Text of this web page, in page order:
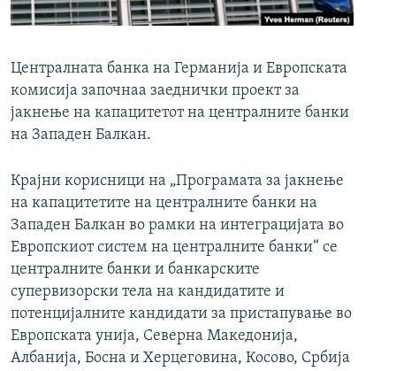
Централната банка на Германија и Европската
комисија започнаа заеднички проект за
јакнење на капацитетот на централните банки
на Западен Балкан.
Крајни корисници на „Програмата за јакнење
на капацитетите на централните банки на
Западен Балкан во рамки на интеграцијата во
Европскиот систем на централните банки“ се
централните банки и банкарските
супервизорски тела на кандидатите и
потенцијалните кандидати за пристапување во
Европската унија, Северна Македонија,
Албанија, Босна и Херцеговина, Косово, Србија